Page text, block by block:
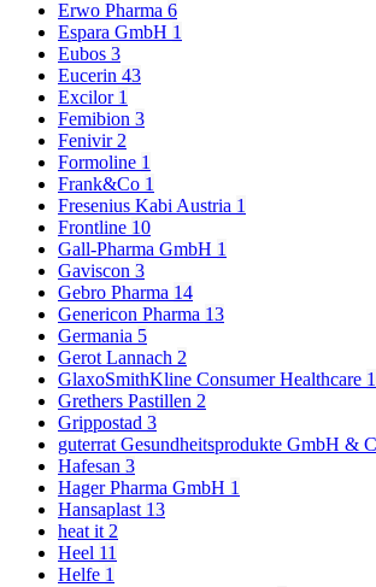
Erwo Pharma 6
Espara GmbH 1
Eubos 3
Eucerin 43
Excilor 1
Femibion 3
Fenivir 2
Formoline 1
Frank&Co 1
Fresenius Kabi Austria 1
Frontline 10
Gall-Pharma GmbH 1
Gaviscon 3
Gebro Pharma 14
Genericon Pharma 13
Germania 5
Gerot Lannach 2
GlaxoSmithKline Consumer Healthcare
Grethers Pastillen 2
Grippostad 3
guterrat Gesundheitsprodukte GmbH &
Hafesan 3
Hager Pharma GmbH 1
Hansaplast 13
heat it 2
Heel 11
Helfe 1